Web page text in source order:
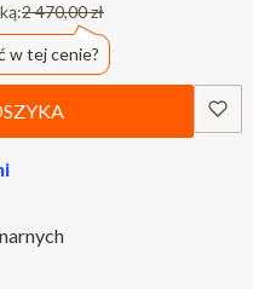
2 470,00 zł
w tej cenie?